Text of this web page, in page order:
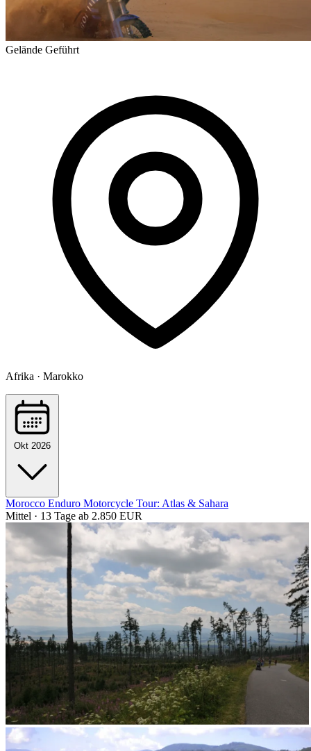
Gelände Geführt
Afrika · Marokko
Okt 2026
Morocco Enduro Motorcycle Tour: Atlas & Sahara
Mittel · 13 Tage ab 2.850 EUR